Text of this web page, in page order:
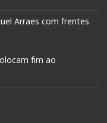
Arraes com frentes
fim ao